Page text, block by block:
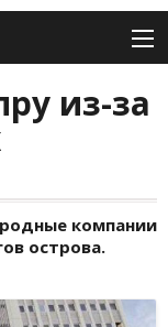
из-за
компании
острова.